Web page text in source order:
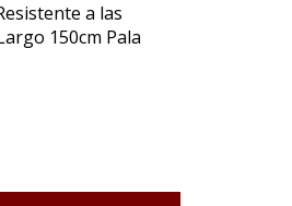
a las
150cm Pala